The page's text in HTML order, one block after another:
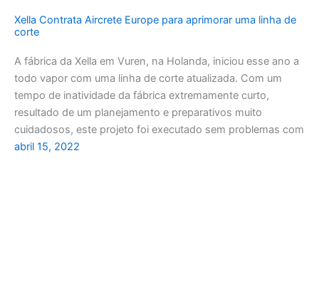
Xella Contrata Aircrete Europe para aprimorar uma linha de
corte
A fábrica da Xella em Vuren, na Holanda, iniciou esse ano a
todo vapor com uma linha de corte atualizada. Com um
tempo de inatividade da fábrica extremamente curto,
resultado de um planejamento e preparativos muito
cuidadosos, este projeto foi executado sem problemas com
abril 15, 2022